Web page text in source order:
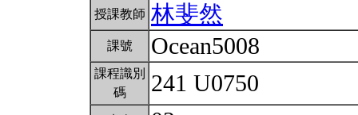
授課教師 林斐然
課號 Ocean5008
課程識別
碼
241 U0750